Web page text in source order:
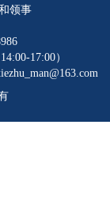
领事
17:00）